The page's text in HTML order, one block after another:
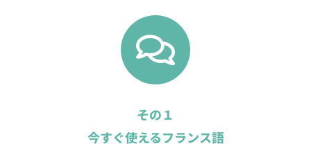
その１
今すぐ使えるフランス語